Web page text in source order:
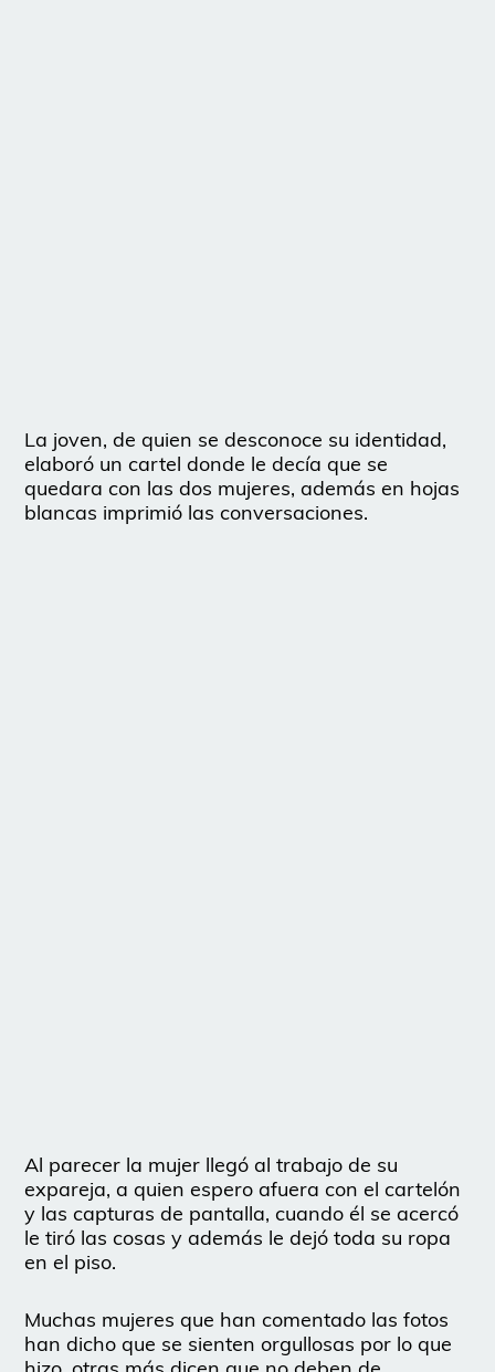
La joven, de quien se desconoce su identidad,
elaboró un cartel donde le decía que se
quedara con las dos mujeres, además en hojas
blancas imprimió las conversaciones.
Al parecer la mujer llegó al trabajo de su
expareja, a quien espero afuera con el cartelón
y las capturas de pantalla, cuando él se acercó
le tiró las cosas y además le dejó toda su ropa
en el piso.
Muchas mujeres que han comentado las fotos
han dicho que se sienten orgullosas por lo que